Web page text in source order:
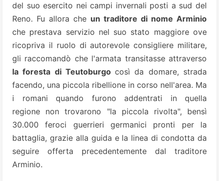
del suo esercito nei campi invernali posti a sud del
Reno. Fu allora che un traditore di nome Arminio
che prestava servizio nel suo stato maggiore ove
ricopriva il ruolo di autorevole consigliere militare,
gli raccomandò che l'armata transitasse attraverso
la foresta di Teutoburgocosì da domare, strada
facendo, una piccola ribellione in corso nell'area. Ma
i romani quando furono addentrati in quella
regione non trovarono "la piccola rivolta", bensì
30.000 feroci guerrieri germanici pronti per la
battaglia, grazie alla guida e la linea di condotta da
seguire offerta precedentemente dal traditore
Arminio.